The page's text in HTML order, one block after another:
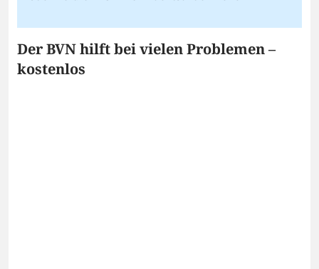
Der BVN hilft bei vielen Problemen –
kostenlos